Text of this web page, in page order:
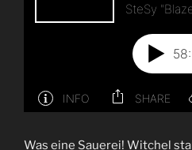
Was eine Sauerei! Witchel